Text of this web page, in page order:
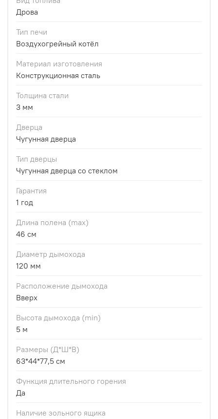
Дрова
Тип печи
Воздухогрейный котёл
Материал изготовления
Конструкционная сталь
Толщина стали
3 мм
Дверца
Чугунная дверца
Тип дверцы
Чугунная дверца со стеклом
Гарантия
1 год
Длина полена (max)
46 см
Диаметр дымохода
120 мм
Расположение дымохода
Вверх
Высота дымохода (min)
5 м
Размеры (Д*Ш*В)
63*44*77,5 см
Функция длительного горения
Да
Наличие зольного ящика